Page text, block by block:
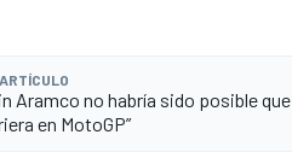
Aramco no habría sido posible que
en MotoGP”